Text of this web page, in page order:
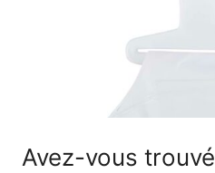
Avez-vous